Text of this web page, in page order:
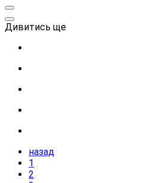
Дивитись ще
назад
1
2